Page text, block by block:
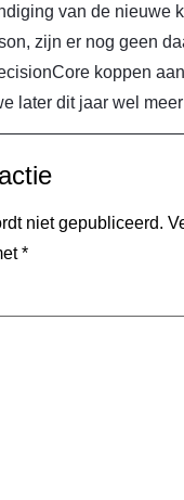
van de nieuwe
zijn er nog geen
koppen
later dit jaar wel
niet gepubliceerd.
*